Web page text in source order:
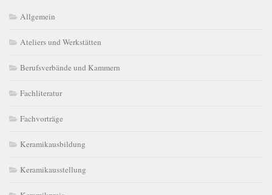
Allgemein
Ateliers und Werkstätten
Berufsverbände und Kammern
Fachliteratur
Fachvorträge
Keramikausbildung
Keramikausstellung